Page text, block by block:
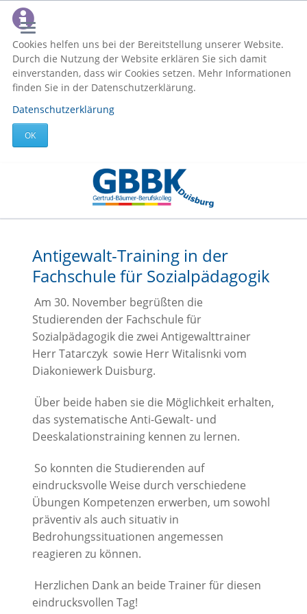
Cookies helfen uns bei der Bereitstellung unserer Website.
Durch die Nutzung der Website erklären Sie sich damit
einverstanden, dass wir Cookies setzen. Mehr Informationen
finden Sie in der Datenschutzerklärung.
Datenschutzerklärung
OK
Antigewalt-Training in der
Fachschule für Sozialpädagogik
Am 30. November begrüßten die
Studierenden der Fachschule für
Sozialpädagogik die zwei Antigewalttrainer
Herr Tatarczyk sowie Herr Witalisnki vom
Diakoniewerk Duisburg.
Über beide haben sie die Möglichkeit erhalten,
das systematische Anti-Gewalt- und
Deeskalationstraining kennen zu lernen.
So konnten die Studierenden auf
eindrucksvolle Weise durch verschiedene
Übungen Kompetenzen erwerben, um sowohl
präventiv als auch situativ in
Bedrohungssituationen angemessen
reagieren zu können.
Herzlichen Dank an beide Trainer für diesen
eindrucksvollen Tag!